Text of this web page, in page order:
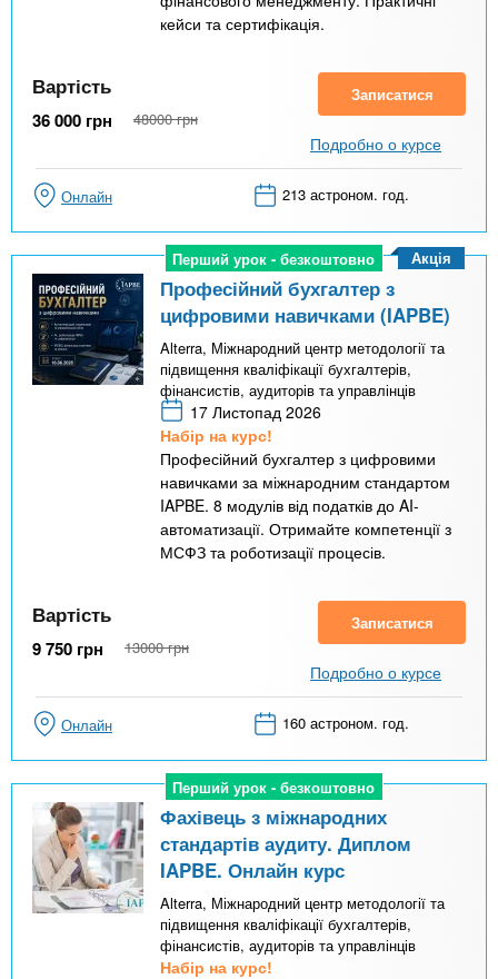
кейси та сертифікація.
Вартість
36 000 грн 48000 грн
Записатися
Подробно о курсе
Онлайн 213 астроном. год.
Перший урок - безкоштовно
Перший урок - безкоштовно
Професійний бухгалтер з
цифровими навичками (IAPBE)
Alterra, Міжнародний центр методології та
підвищення кваліфікації бухгалтерів,
фінансистів, аудиторів та управлінців
17 Листопад 2026
Набір на курс!
Професійний бухгалтер з цифровими
навичками за міжнародним стандартом
IAPBE. 8 модулів від податків до AI-
автоматизації. Отримайте компетенції з
МСФЗ та роботизації процесів.
Акція
Вартість
9 750 грн 13000 грн
Записатися
Подробно о курсе
Онлайн 160 астроном. год.
Перший урок - безкоштовно
Перший урок - безкоштовно
Фахівець з міжнародних
стандартів аудиту. Диплом
IAPBE. Онлайн курс
Alterra, Міжнародний центр методології та
підвищення кваліфікації бухгалтерів,
фінансистів, аудиторів та управлінців
Набір на курс!